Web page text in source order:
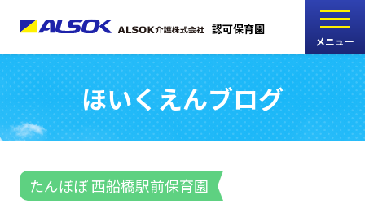
認可保育園
メニュー
こどもの家
志木中宗岡保育園
たんぽぽ
西船橋駅前保育園
ほいくえんブログ
たんぽぽ 西船橋駅前保育園